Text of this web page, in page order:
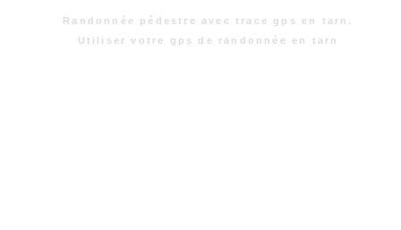
Randonnée pédestre avec trace gps en tarn.
Utiliser votre gps de randonnée en tarn